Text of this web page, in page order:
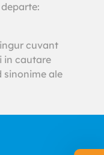
cuvant
in cautare
ale